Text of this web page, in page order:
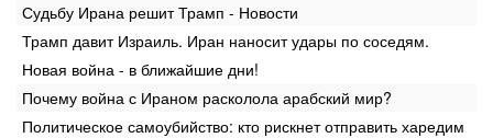
Судьбу Ирана решит Трамп - Новости
Трамп давит Израиль. Иран наносит удары по соседям.
Новая война - в ближайшие дни!
Почему война с Ираном расколола арабский мир?
Политическое самоубийство: кто рискнет отправить харедим